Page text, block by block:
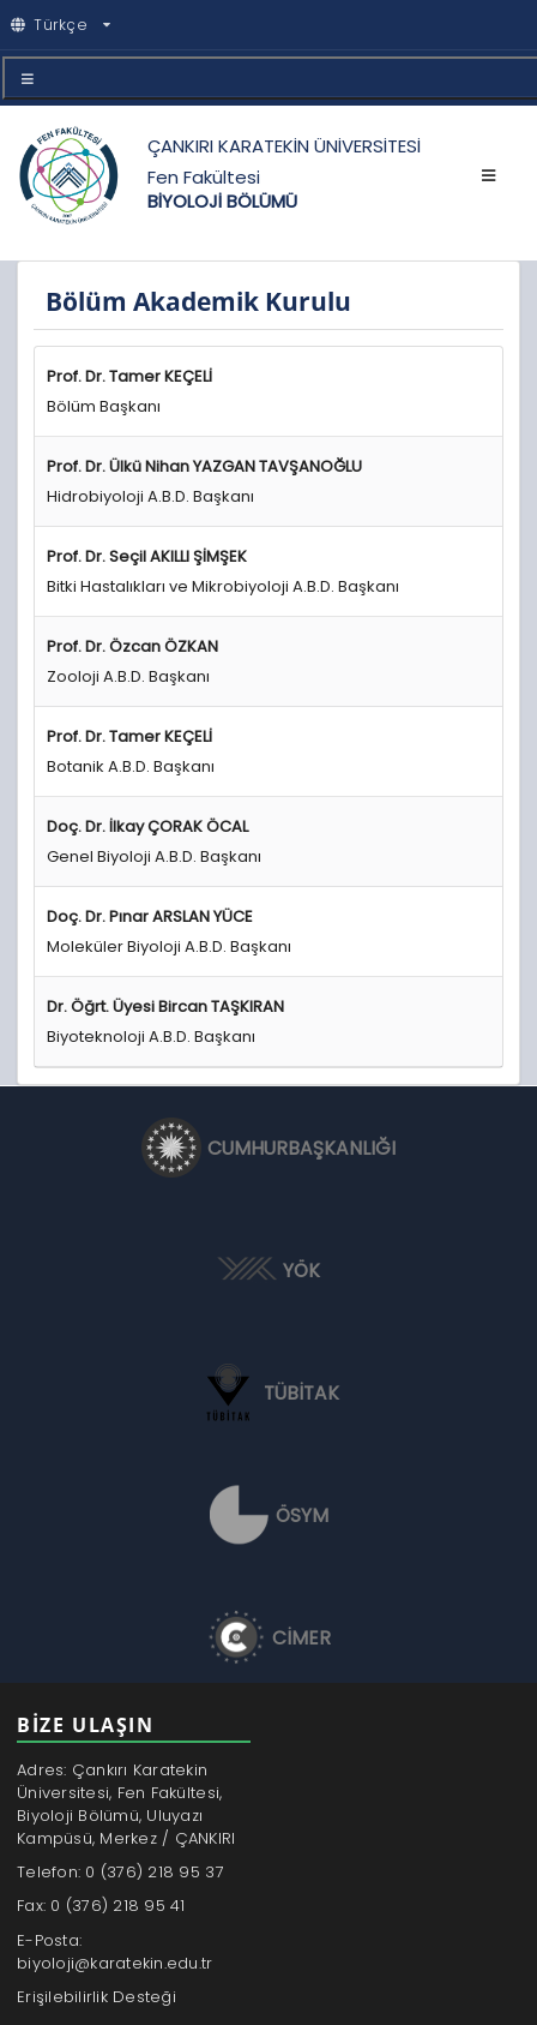
Türkçe
ÇANKIRI KARATEKİN ÜNİVERSİTESİ
Fen Fakültesi
BİYOLOJİ BÖLÜMÜ
Bölüm Akademik Kurulu
Prof. Dr.Tamer KEÇELİ
Bölüm Başkanı
Prof. Dr. Ülkü Nihan YAZGAN TAVŞANOĞLU
Hidrobiyoloji A.B.D. Başkanı
Prof. Dr. Seçil AKILLI ŞİMŞEK
Bitki Hastalıkları ve Mikrobiyoloji A.B.D. Başkanı
Prof. Dr. Özcan ÖZKAN
Zooloji A.B.D. Başkanı
Prof. Dr. Tamer KEÇELİ
Botanik A.B.D. Başkanı
Doç. Dr. İlkay ÇORAK ÖCAL
Genel Biyoloji A.B.D. Başkanı
Doç. Dr. Pınar ARSLAN YÜCE
Moleküler Biyoloji A.B.D. Başkanı
Dr. Öğrt. Üyesi Bircan TAŞKIRAN
Biyoteknoloji A.B.D. Başkanı
CUMHURBAŞKANLIĞI
YÖK
TÜBİTAK
ÖSYM
CİMER
BİZE ULAŞIN
Adres: Çankırı Karatekin
Üniversitesi, Fen Fakültesi,
Biyoloji Bölümü, Uluyazı
Kampüsü, Merkez / ÇANKIRI
Telefon: 0 (376) 218 95 37
Fax: 0 (376) 218 95 41
E-Posta:
biyoloji@karatekin.edu.tr
Erişilebilirlik Desteği